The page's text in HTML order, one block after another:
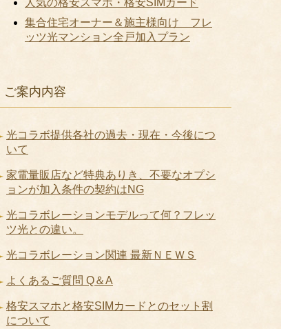
人気の格安スマホ・格安SIMカード
集合住宅オーナー＆施主様向け フレ
ッツ光マンション全戸加入プラン
ご案内内容
光コラボ提供各社の過去・現在・今後につ
いて
家電量販店など特典ありき、不要なオプシ
ョンが加入条件の契約はNG
光コラボレーションモデルって何？フレッ
ツ光との違い。
光コラボレーション関連 最新ＮＥＷＳ
よくあるご質問 Q＆A
格安スマホと格安SIMカードとのセット割
について